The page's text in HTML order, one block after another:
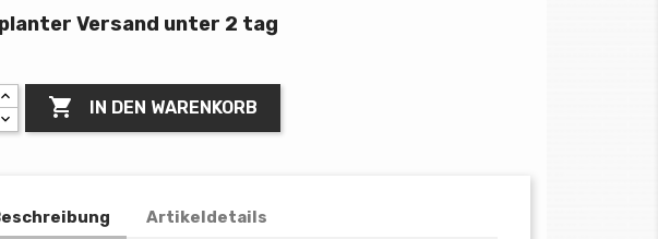
Versand unter 2 tag
 IN DEN WARENKORB
Artikeldetails